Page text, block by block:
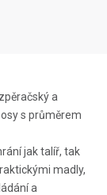
a
s průměrem
jak talíř, tak
madly,
a